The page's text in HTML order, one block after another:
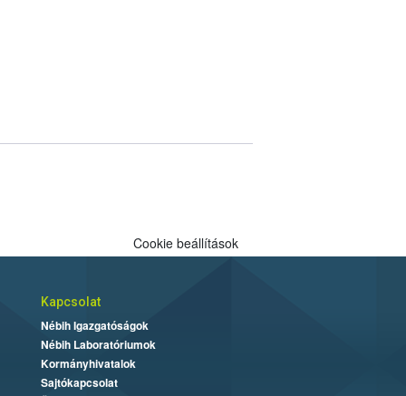
Cookie beállítások
Kapcsolat
Nébih Igazgatóságok
Nébih Laboratóriumok
Kormányhivatalok
Sajtókapcsolat